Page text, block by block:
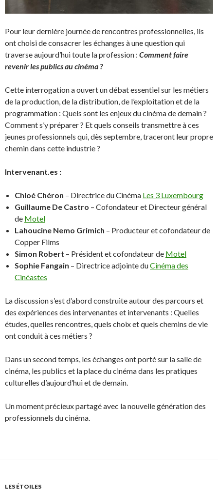
Pour leur dernière journée de rencontres professionnelles, ils
ont choisi de consacrer les échanges à une question qui
traverse aujourd’hui toute la profession : Comment faire
revenir les publics au cinéma ?
Cette interrogation a ouvert un débat essentiel sur les métiers
de la production, de la distribution, de l’exploitation et de la
programmation : Quels sont les enjeux du cinéma de demain ?
Comment s’y préparer ? Et quels conseils transmettre à ces
jeunes professionnels qui, dès septembre, traceront leur propre
chemin dans cette industrie ?
Intervenant.es :
Chloé Chéron – Directrice du Cinéma Les 3 Luxembourg
Guillaume De Castro – Cofondateur et Directeur général
de Motel
Lahoucine Nemo Grimich – Producteur et cofondateur de
Copper Films
Simon Robert – Président et cofondateur de Motel
Sophie Fangain – Directrice adjointe duCinéma des
Cinéastes
La discussion s’est d’abord construite autour des parcours et
des expériences des intervenantes et intervenants : Quelles
études, quelles rencontres, quels choix et quels chemins de vie
ont conduit à ces métiers ?
Dans un second temps, les échanges ont porté sur la salle de
cinéma, les publics et la place du cinéma dans les pratiques
culturelles d’aujourd’hui et de demain.
Un moment précieux partagé avec la nouvelle génération des
professionnels du cinéma.
LES ÉTOILES